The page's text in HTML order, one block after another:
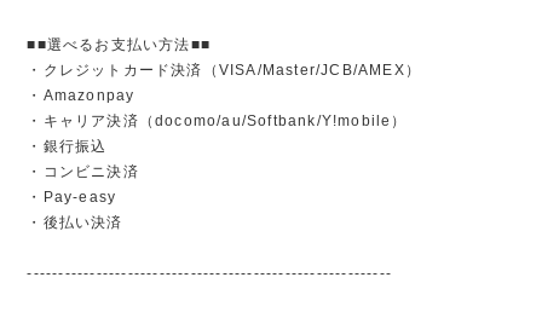
■■選べるお支払い方法■■
・クレジットカード決済（VISA/Master/JCB/AMEX）
・Amazonpay
・キャリア決済（docomo/au/Softbank/Y!mobile）
・銀行振込
・コンビニ決済
・Pay-easy
・後払い決済
----------------------------------------------------------